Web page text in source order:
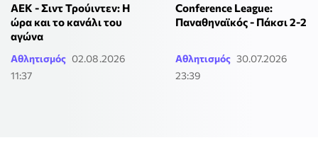
ΑΕΚ - Σιντ Τρούιντεν: Η
ώρα και το κανάλι του
αγώνα
Αθλητισμός 02.08.2026
11:37
Conference League:
Παναθηναϊκός - Πάκσι 2-2
Αθλητισμός 30.07.2026
23:39